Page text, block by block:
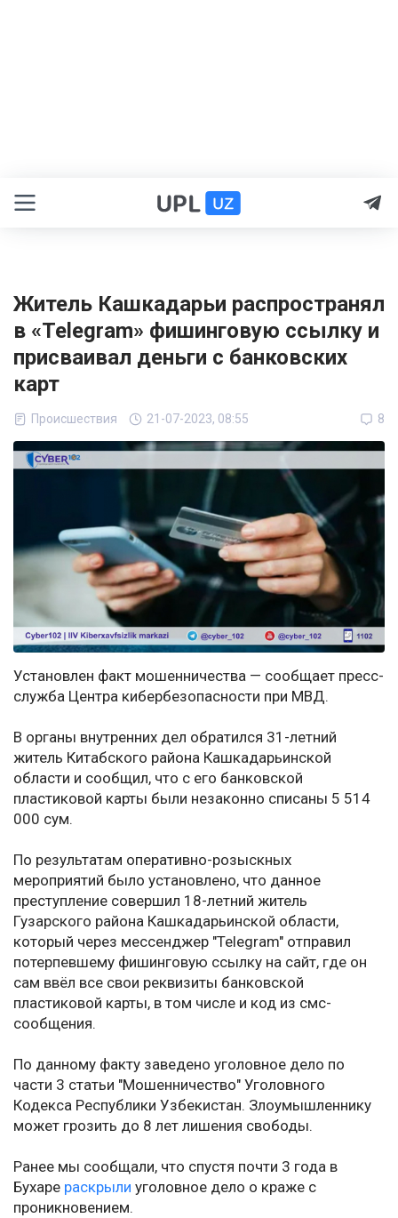
Житель Кашкадарьи распространял
в «Telegram» фишинговую ссылку и
присваивал деньги с банковских
карт
Происшествия 21-07-2023, 08:55 8
Установлен факт мошенничества — сообщает пресс-
служба Центра кибербезопасности при МВД.
В органы внутренних дел обратился 31-летний
житель Китабского района Кашкадарьинской
области и сообщил, что с его банковской
пластиковой карты были незаконно списаны 5 514
000 сум.
По результатам оперативно-розыскных
мероприятий было установлено, что данное
преступление совершил 18-летний житель
Гузарского района Кашкадарьинской области,
который через мессенджер "Telegram" отправил
потерпевшему фишинговую ссылку на сайт, где он
сам ввёл все свои реквизиты банковской
пластиковой карты, в том числе и код из смс-
сообщения.
По данному факту заведено уголовное дело по
части 3 статьи "Мошенничество" Уголовного
Кодекса Республики Узбекистан. Злоумышленнику
может грозить до 8 лет лишения свободы.
Ранее мы сообщали, что спустя почти 3 года в
Бухаре раскрыли уголовное дело о краже с
проникновением.